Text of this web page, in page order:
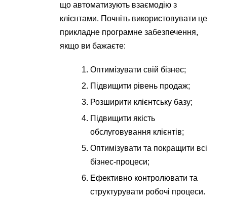
що автоматизують взаємодію з
клієнтами. Почніть використовувати це
прикладне програмне забезпечення,
якщо ви бажаєте:
Оптимізувати свій бізнес;
Підвищити рівень продаж;
Розширити клієнтську базу;
Підвищити якість
обслуговування клієнтів;
Оптимізувати та покращити всі
бізнес-процеси;
Ефективно контролювати та
структурувати робочі процеси.